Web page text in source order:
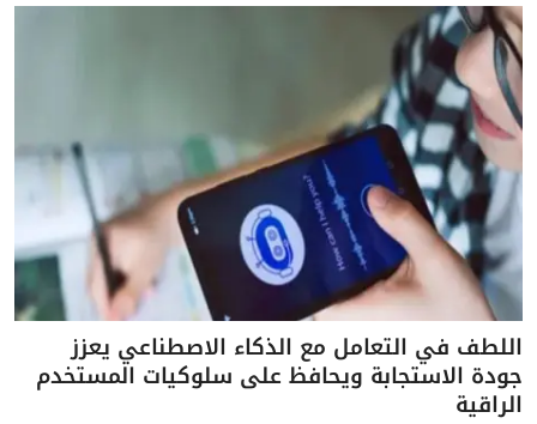
اللطف في التعامل مع الذكاء الاصطناعي يعزز
جودة الاستجابة ويحافظ على سلوكيات المستخدم
الراقية